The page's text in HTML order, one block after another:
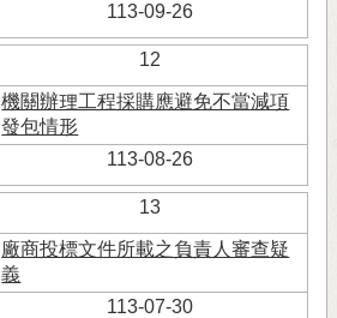
113-09-26
12
機關辦理工程採購應避免不當減項
發包情形
113-08-26
13
廠商投標文件所載之負責人審查疑
義
113-07-30